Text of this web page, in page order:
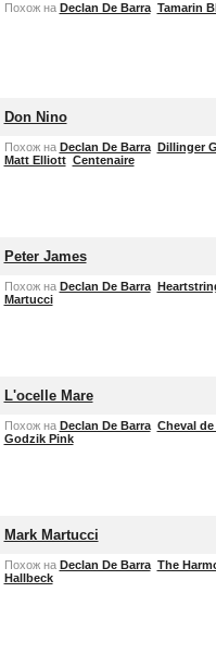
Похож на Declan De Barra Tamarin
Don Nino
Похож на Declan De Barra Dillinger
Matt Elliott Centenaire
Peter James
Похож на Declan De Barra
Martucci
L'ocelle Mare
Похож на Declan De Barra Cheval de
Godzik Pink
Mark Martucci
Похож на Declan De Barra The
Hallbeck